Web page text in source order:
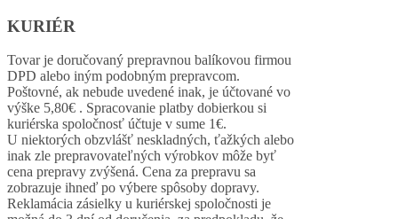
KURIÉR
Tovar je doručovaný prepravnou balíkovou firmou
DPD alebo iným podobným prepravcom.
Poštovné, ak nebude uvedené inak, je účtované vo
výške 5,80€ . Spracovanie platby dobierkou si
kuriérska spoločnosť účtuje v sume 1€.
U niektorých obzvlášť neskladných, ťažkých alebo
inak zle prepravovateľných výrobkov môže byť
cena prepravy zvýšená. Cena za prepravu sa
zobrazuje ihneď po výbere spôsoby dopravy.
Reklamácia zásielky u kuriérskej spoločnosti je